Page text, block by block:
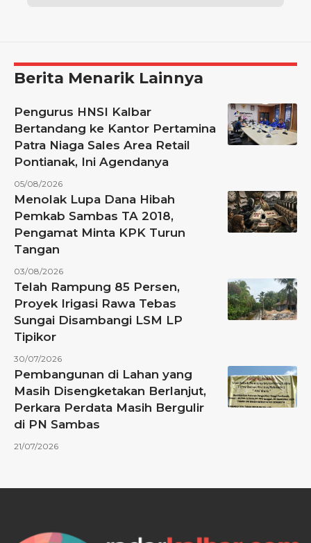
Berita Menarik Lainnya
Pengurus HNSI Kalbar
Bertandang ke Kantor Pertamina
Patra Niaga Sales Area Retail
Pontianak, Ini Agendanya
05/08/2026
Menolak Lupa Dana Hibah
Pemkab Sambas TA 2018,
Pengamat Minta KPK Turun
Tangan
03/08/2026
Telah Rampung 85 Persen,
Proyek Irigasi Rawa Tebas
Sungai Disambangi LSM LP
Tipikor
30/07/2026
Pembangunan di Lahan yang
Masih Disengketakan Berlanjut,
Perkara Perdata Masih Bergulir
di PN Sambas
21/07/2026